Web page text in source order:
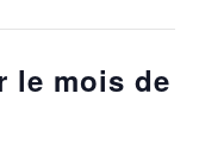
le mois de